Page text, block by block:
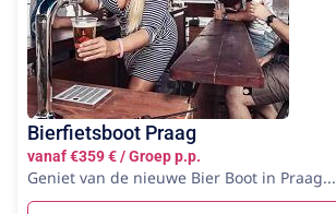
Bierfietsboot Praag
vanaf €359 € / Groep p.p.
Geniet van de nieuwe Bier Boot in Praag...